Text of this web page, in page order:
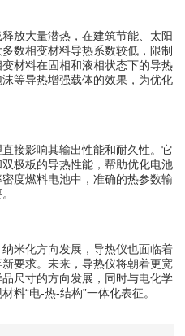
大量潜热，在建筑节能、太阳
数相变材料导热系数较低，限制
材料在固相和液相状态下的导热
等导热增强载体的效果，为优化
影响其输出性能和耐久性。它
极板的导热性能，帮助优化电池
度燃料电池中，准确的热参数输
化方向发展，导热仪也面临着
要求。未来，导热仪将朝着更宽
尺寸的方向发展，同时与电化学
料“电-热-结构”一体化表征。